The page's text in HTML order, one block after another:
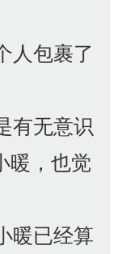
人包裹了
无意识
暖，也觉
暖已经算